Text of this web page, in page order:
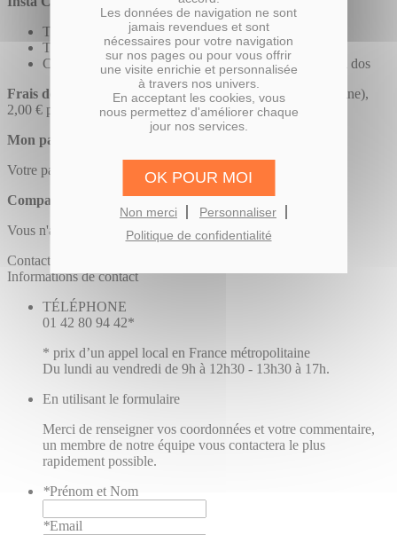
Les données de navigation ne sont
jamais revendues et sont
nécessaires pour votre navigation
sur nos pages ou pour vous offrir
une visite enrichie et personnalisée
à travers nos univers.
En acceptant les cookies, vous
nous permettez d'améliorer chaque
jour nos services.
OK POUR MOI
Non merci
Personnaliser
Politique de confidentialité
Taille des 9 fenêtres : 90 x 90 mm
Taille du passe partout : 40 x 40 cm
Cadre en aluminium noir 40 x 40 cm avec accroche au dos
Frais de port :
11 € (envoi Colissimo en France métropolitaine),
2,00 € par exemplaire supplémentaire.
Mon panier
Votre panier est vide.
Comparer des produits
Vous n'avez pas d'articles à comparer.
Contacts
Informations de contact
TÉLÉPHONE
01 42 80 94 42*
* prix d’un appel local en France métropolitaine
Du lundi au vendredi de 9h à 12h30 - 13h30 à 17h.
En utilisant le formulaire
Merci de renseigner vos coordonnées et votre commentaire,
un membre de notre équipe vous contactera le plus
rapidement possible.
*Prénom et Nom
*Email